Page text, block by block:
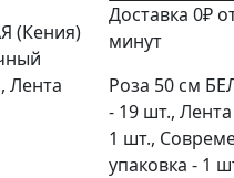
(Кения)
Лента
Доставка 0₽
минут
Роза 50 см
- 19 шт.,
1 шт.,
упаковка - 1